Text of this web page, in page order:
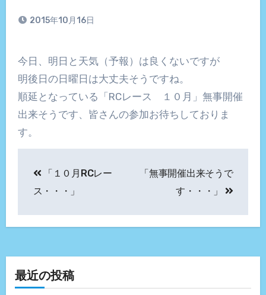
2015年10月16日
今日、明日と天気（予報）は良くないですが
明後日の日曜日は大丈夫そうですね。
順延となっている「RCレース １０月」無事開催
出来そうです、皆さんの参加お待ちしておりま
す。
稿
ビ
ゲ
ー
「１０月RCレー
ス・・・」
「無事開催出来そうで
す・・・」
最近の投稿